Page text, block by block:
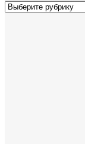
Рубрики